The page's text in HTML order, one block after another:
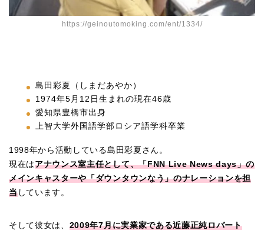
https://geinoutomoking.com/ent/1334/
島田彩夏（しまだあやか）
1974年5月12日生まれの現在46歳
愛知県豊橋市出身
上智大学外国語学部ロシア語学科卒業
1998年から活動している島田彩夏さん。
現在はアナウンス室主任として、「FNN Live News days」の
メインキャスターや「ダウンタウンなう」のナレーションを担
当しています。
そして彼女は、 2009年7月に実業家である近藤正純ロバート